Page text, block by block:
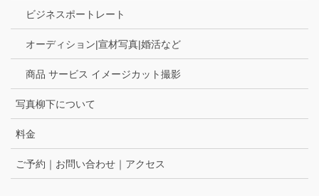
ビジネスポートレート
オーディション|宣材写真|婚活など
商品 サービス イメージカット撮影
写真柳下について
料金
ご予約｜お問い合わせ｜アクセス